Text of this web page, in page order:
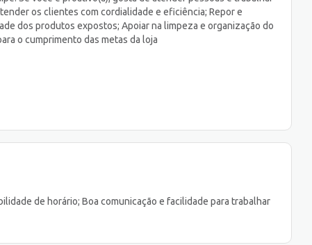
os clientes com cordialidade e eficiência; Repor e
dos produtos expostos; Apoiar na limpeza e organização do
o cumprimento das metas da loja
de horário; Boa comunicação e facilidade para trabalhar